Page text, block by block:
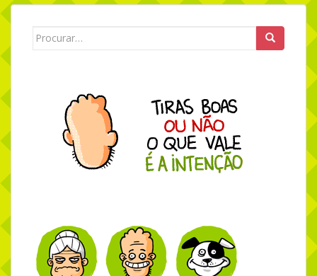
Search for: